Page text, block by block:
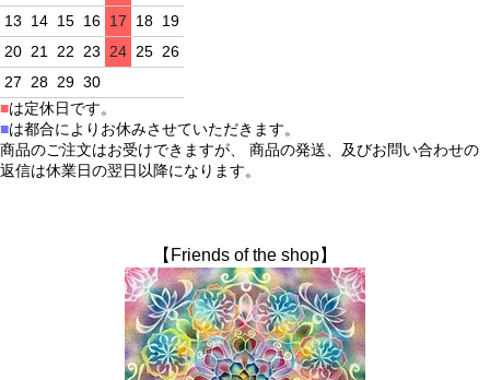
13
14 15 16 17 18 19
20 21 22 23 24 25 26
27
28 29 30
■は定休日です。
■は都合によりお休みさせていただきます。
商品のご注文はお受けできますが、 商品の発送、及びお問い合わせの
返信は休業日の翌日以降になります。
【Friends of the shop】